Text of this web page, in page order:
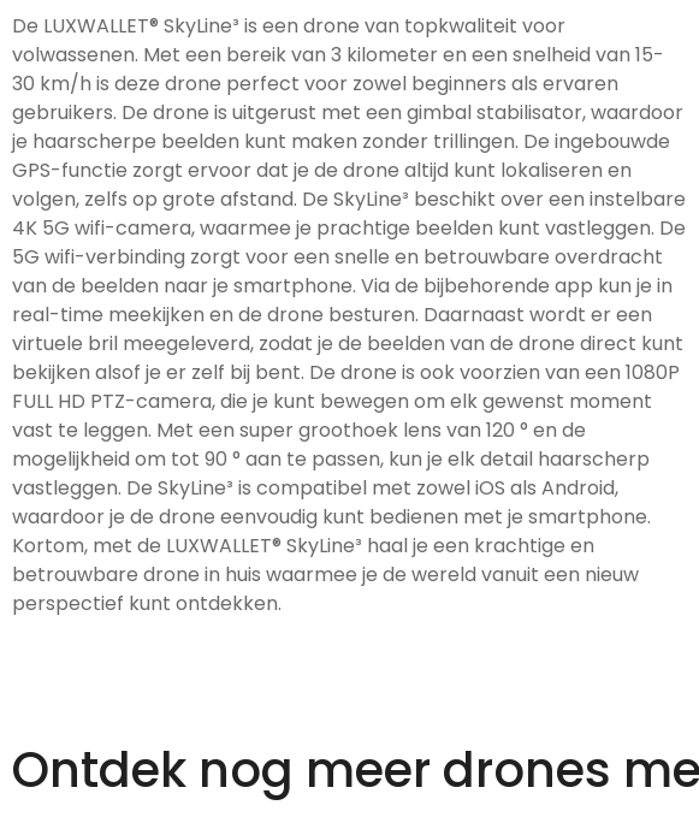
De LUXWALLET® SkyLine³ is een drone van topkwaliteit voor
volwassenen. Met een bereik van 3 kilometer en een snelheid van 15-
30 km/h is deze drone perfect voor zowel beginners als ervaren
gebruikers. De drone is uitgerust met een gimbal stabilisator, waardoor
je haarscherpe beelden kunt maken zonder trillingen. De ingebouwde
GPS-functie zorgt ervoor dat je de drone altijd kunt lokaliseren en
volgen, zelfs op grote afstand. De SkyLine³ beschikt over een instelbare
4K 5G wifi-camera, waarmee je prachtige beelden kunt vastleggen. De
5G wifi-verbinding zorgt voor een snelle en betrouwbare overdracht
van de beelden naar je smartphone. Via de bijbehorende app kun je in
real-time meekijken en de drone besturen. Daarnaast wordt er een
virtuele bril meegeleverd, zodat je de beelden van de drone direct kunt
bekijken alsof je er zelf bij bent. De drone is ook voorzien van een 1080P
FULL HD PTZ-camera, die je kunt bewegen om elk gewenst moment
vast te leggen. Met een super groothoek lens van 120 ° en de
mogelijkheid om tot 90 ° aan te passen, kun je elk detail haarscherp
vastleggen. De SkyLine³ is compatibel met zowel iOS als Android,
waardoor je de drone eenvoudig kunt bedienen met je smartphone.
Kortom, met de LUXWALLET® SkyLine³ haal je een krachtige en
betrouwbare drone in huis waarmee je de wereld vanuit een nieuw
perspectief kunt ontdekken.
Ontdek nog meer drones